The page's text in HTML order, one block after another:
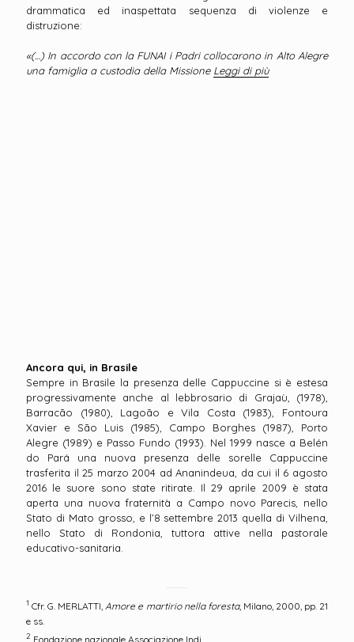
drammatica ed inaspettata sequenza di violenze e
distruzione:
«(…) In accordo con la FUNAI i Padri collocarono in Alto Alegre
una famiglia a custodia della Missione Leggi di più
Ancora qui, in Brasile
Sempre in Brasile la presenza delle Cappuccine si è estesa
progressivamente anche al lebbrosario di Grajaù, (1978),
Barracão (1980), Lagoão e Vila Costa (1983), Fontoura
Xavier e São Luis (1985), Campo Borghes (1987), Porto
Alegre (1989) e Passo Fundo (1993). Nel 1999 nasce a Belén
do Pará una nuova presenza delle sorelle Cappuccine
trasferita il 25 marzo 2004 ad Ananindeua, da cui il 6 agosto
2016 le suore sono state ritirate. Il 29 aprile 2009 è stata
aperta una nuova fraternità a Campo novo Parecis, nello
Stato di Mato grosso, e l’8 settembre 2013 quella di Vilhena,
nello Stato di Rondonia, tuttora attive nella pastorale
educativo-sanitaria.
1 Cfr. G. MERLATTI, Amore e martirio nella foresta, Milano, 2000, pp. 21
e ss.
2 Fondazione nazionale Associazione Indi.